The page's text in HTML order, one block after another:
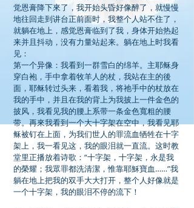
觉恩膏降下來了，我开始头昏好像醉了，就慢慢
地往回走到讲台正前面时，我整个人站不住了，
就躺在地上，感觉恩膏临到了我，身体开始热起
来并且抖动，没有力量站起来。躺在地上时我看
见：
第一个异像：我看到一群雪白的绵羊。主耶稣身
穿白袍，手中拿着牧羊人的杖，我站在主的後
面，耶稣转过头来，看着我，将祂手中的杖放在
我的手中，并且在我的背上为我披上一件金色的
披风，我看见我的腰上系带一条金色寬粗的腰
带。再來我看到一个大十字架在空中，我看见耶
稣被钉在上面，为我们世人的罪流血牺牲在十字
架上，我一看见这，我的眼泪就一直流。这时教
堂里正播放着诗歌：“十字架，十字架，永是我
的榮耀；我眾罪都洗清潔，惟靠耶穌寶血……”我
躺在地上把我的双手大大打开，整个人好像就是
一个十字架，我的眼泪不停的流下！